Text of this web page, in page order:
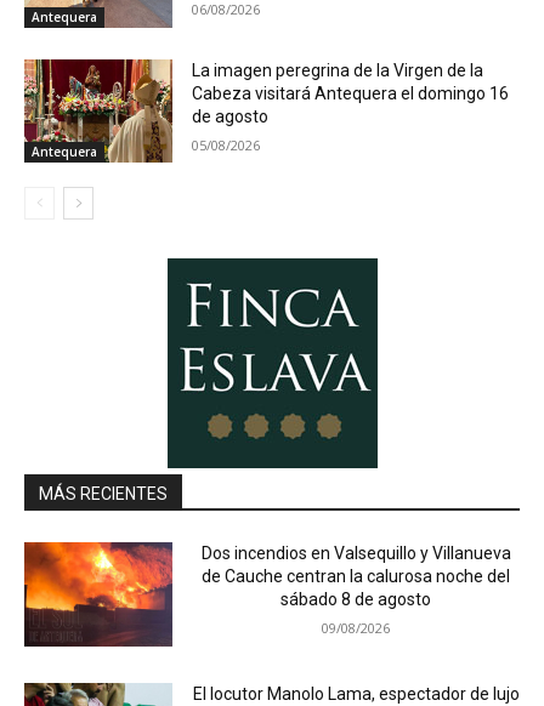
Antequera 06/08/2026
Antequera
La imagen peregrina de la Virgen de la
Cabeza visitará Antequera el domingo 16
de agosto
05/08/2026
MÁS RECIENTES
Dos incendios en Valsequillo y Villanueva
de Cauche centran la calurosa noche del
sábado 8 de agosto
09/08/2026
El locutor Manolo Lama, espectador de lujo